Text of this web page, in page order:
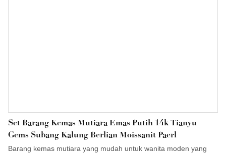
Set Barang Kemas Mutiara Emas Putih 14k Tianyu
Gems Subang Kalung Berlian Moissanit Paerl
Barang kemas mutiara yang mudah untuk wanita moden yang